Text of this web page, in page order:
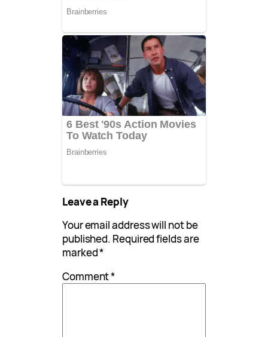
Leave a Reply
Your email address will not be
published. Required fields are
marked*
Comment*